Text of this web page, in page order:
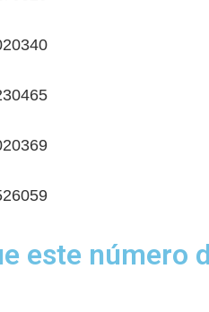
este número